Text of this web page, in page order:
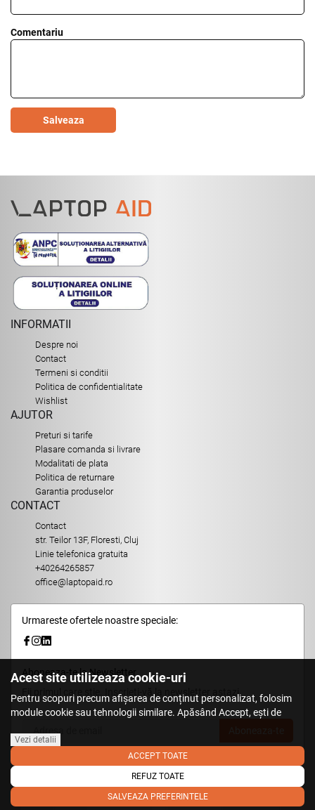
Comentariu
Salveaza
INFORMATII
Despre noi
Contact
Termeni si conditii
Politica de confidentialitate
Wishlist
AJUTOR
Preturi si tarife
Plasare comanda si livrare
Modalitati de plata
Politica de returnare
Garantia produselor
CONTACT
Contact
str. Teilor 13F, Floresti, Cluj
Linie telefonica gratuita
+40264265857
office@laptopaid.ro
Urmareste ofertele noastre speciale:
Aboneaza-te la Newsletter
Fii primul care stie. Inscrieti-vă la newsletter astazi.
© 2026,LaptopAid.ro
Acest site utilizeaza cookie-uri
Pentru scopuri precum afișarea de conținut personalizat, folosim
module cookie sau tehnologii similare. Apăsând Accept, ești de
tehnologii similare. Află in sectiunea Politica de Cookies mai multe
despre cookie-uri, inclusiv despre posibilitatea retragerii acordului.
Vezi detalii
ACCEPT TOATE
REFUZ TOATE
SALVEAZA PREFERINTELE